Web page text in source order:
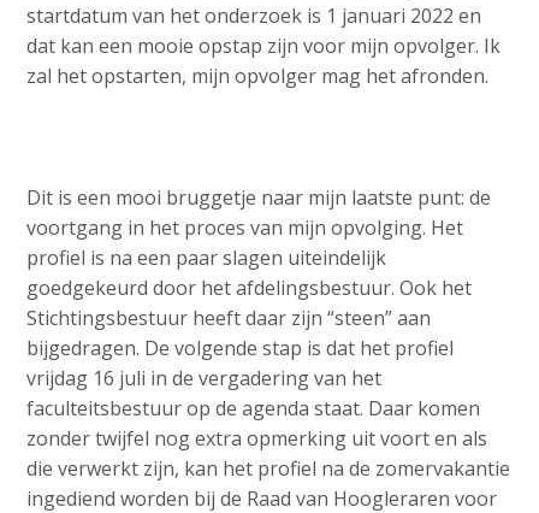
startdatum van het onderzoek is 1 januari 2022 en
dat kan een mooie opstap zijn voor mijn opvolger. Ik
zal het opstarten, mijn opvolger mag het afronden.
Dit is een mooi bruggetje naar mijn laatste punt: de
voortgang in het proces van mijn opvolging. Het
profiel is na een paar slagen uiteindelijk
goedgekeurd door het afdelingsbestuur. Ook het
Stichtingsbestuur heeft daar zijn “steen” aan
bijgedragen. De volgende stap is dat het profiel
vrijdag 16 juli in de vergadering van het
faculteitsbestuur op de agenda staat. Daar komen
zonder twijfel nog extra opmerking uit voort en als
die verwerkt zijn, kan het profiel na de zomervakantie
ingediend worden bij de Raad van Hoogleraren voor